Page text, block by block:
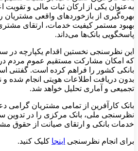
به‌عنوان یکی از ارکان ثبات مالی و تقویت
بهره‌گیری از بازخوردهای واقعی مشتریان
بهبود مستمر کیفیت خدمات، ارتقای
پاسخگویی بانک‌ها می‌داند.
این نظرسنجی نخستین اقدام یکپارچه
که امکان مشارکت مستقیم عموم مردم در
بانکی کشور را فراهم کرده است. گفتنی
بدون دریافت اطلاعات هویتی انجام شده
تجمیعی و آماری تحلیل خواهد شد.
بانک کارآفرین از تمامی مشتریان گرامی
نظرسنجی ملی، بانک مرکزی را در تدوین
خدمات بانکی و ارتقای صیانت از حقوق
برای انجام نظرسنجی اینجا کلیک کنید.